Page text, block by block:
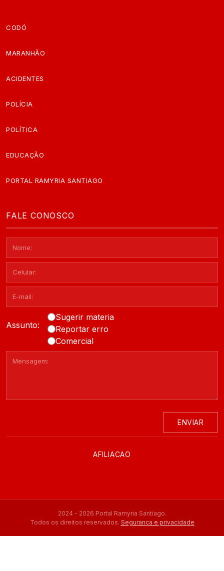
CODÓ
MARANHÃO
ACIDENTES
POLÍCIA
POLÍTICA
EDUCAÇÃO
PORTAL RAMYRIA SANTIAGO
FALE CONOSCO
Assunto:
Sugerir materia
Reportar erro
Comercial
ENVIAR
AFILIACAO
2024 - 2026 Portal Ramyria Santiago.
Todos os direitos reservados. Seguranca e privacidade